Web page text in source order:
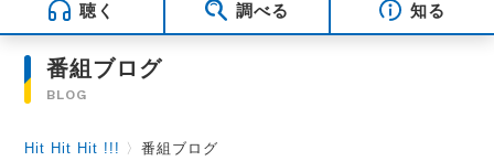
聴く 調べる 知る
番組ブログ
BLOG
Hit Hit Hit !!! 〉番組ブログ